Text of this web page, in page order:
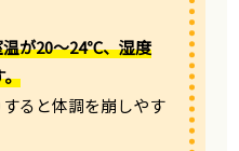
が20〜24℃、湿度
。
ると体調を崩しやす